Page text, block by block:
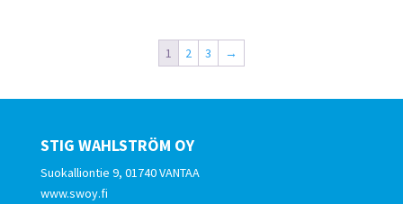
1 2 3 →
STIG WAHLSTRÖM OY
Suokalliontie 9, 01740 VANTAA
www.swoy.fi